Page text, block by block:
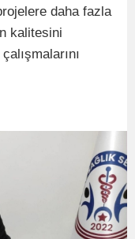
daha fazla
kalitesini